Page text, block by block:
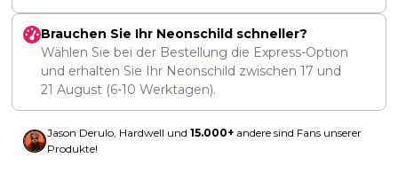
Brauchen Sie Ihr Neonschild schneller?
Wählen Sie bei der Bestellung die Express-Option
und erhalten Sie Ihr Neonschild zwischen 17 und
21 August (6-10 Werktagen).
Jason Derulo, Hardwell und 15.000+ andere sind Fans unserer
Produkte!